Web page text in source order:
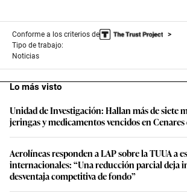
s
e
c
d
Conforme a los criterios de
Tipo de trabajo:
Noticias
Lo más visto
Unidad de Investigación: Hallan más de siete
jeringas y medicamentos vencidos en
Aerolíneas responden a LAP sobre la TUUA a
internacionales: “Una reducción parcial deja
desventaja competitiva de fondo”